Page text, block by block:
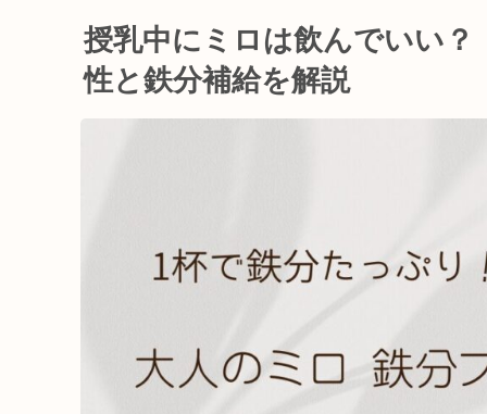
授乳中にミロは飲んでいい
性と鉄分補給を解説